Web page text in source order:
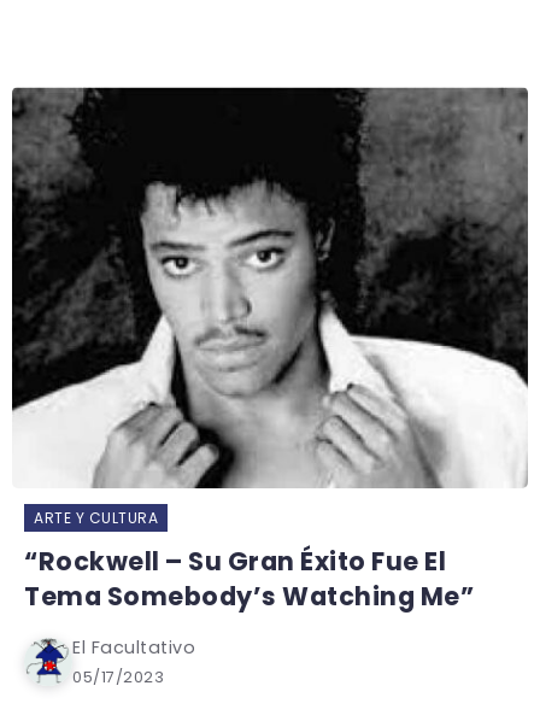
ARTE Y CULTURA
“Rockwell – Su Gran Éxito Fue El
Tema Somebody’s Watching Me”
El Facultativo
05/17/2023